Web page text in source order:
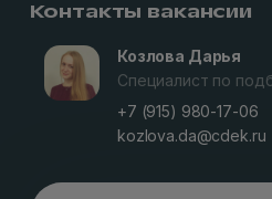
Контакты вакансии
Козлова Дарья
Специалист по
+7 (915) 980-17-06
kozlova.da@cdek.ru